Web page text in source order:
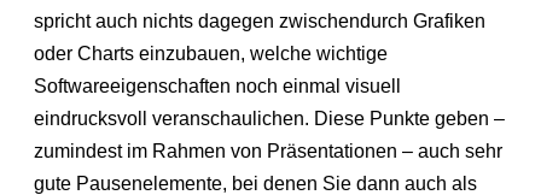
spricht auch nichts dagegen zwischendurch Grafiken
oder Charts einzubauen, welche wichtige
Softwareeigenschaften noch einmal visuell
eindrucksvoll veranschaulichen. Diese Punkte geben –
zumindest im Rahmen von Präsentationen – auch sehr
gute Pausenelemente, bei denen Sie dann auch als